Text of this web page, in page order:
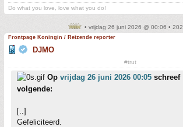
Do what you love, love what you do!
• vrijdag 26 juni 2026 @ 00:06 • 202
Frontpage Koningin / Reizende reporter
DJMO
#trut
Op vrijdag 26 juni 2026 00:05 schreef
volgende:
[..]
Gefeliciteerd.